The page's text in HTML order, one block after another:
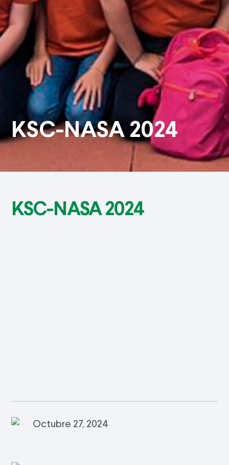
KSC-NASA 2024
KSC-NASA 2024
Octubre 27, 2024